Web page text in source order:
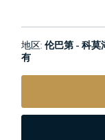
地区:伦巴第 - 科莫
有